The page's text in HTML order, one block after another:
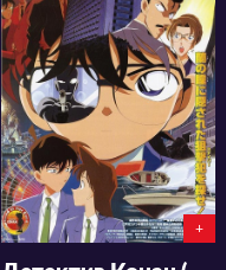
5804
0
+